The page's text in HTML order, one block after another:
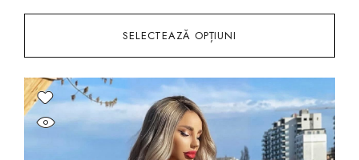
SELECTEAZĂ OPȚIUNI